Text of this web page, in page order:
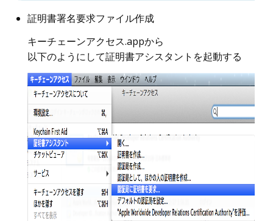
証明書署名要求ファイル作成
キーチェーンアクセス.appから
以下のようにして証明書アシスタントを起動する